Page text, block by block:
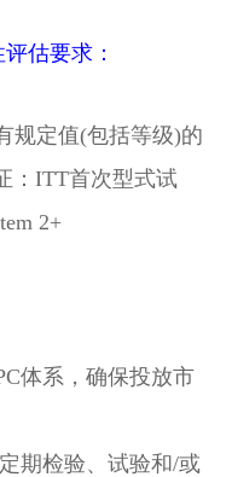
估要求：
规定值(包括等级)的
：ITT首次型式试
2+
体系，确保投放市
期检验、试验和/或